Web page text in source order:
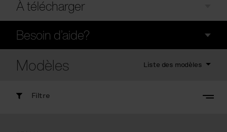
À télécharger
Besoin d’aide?
Modèles Liste des modèles
Filtre